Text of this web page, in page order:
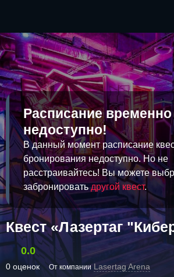
Расписание временно
недоступно!
В данный момент расписание
бронирования недоступно. Но не
расстраивайтесь! Вы можете
забронироватьдругой квест.
Квест «Лазертаг
0.0
0 оценок От компании Lasertag Arena